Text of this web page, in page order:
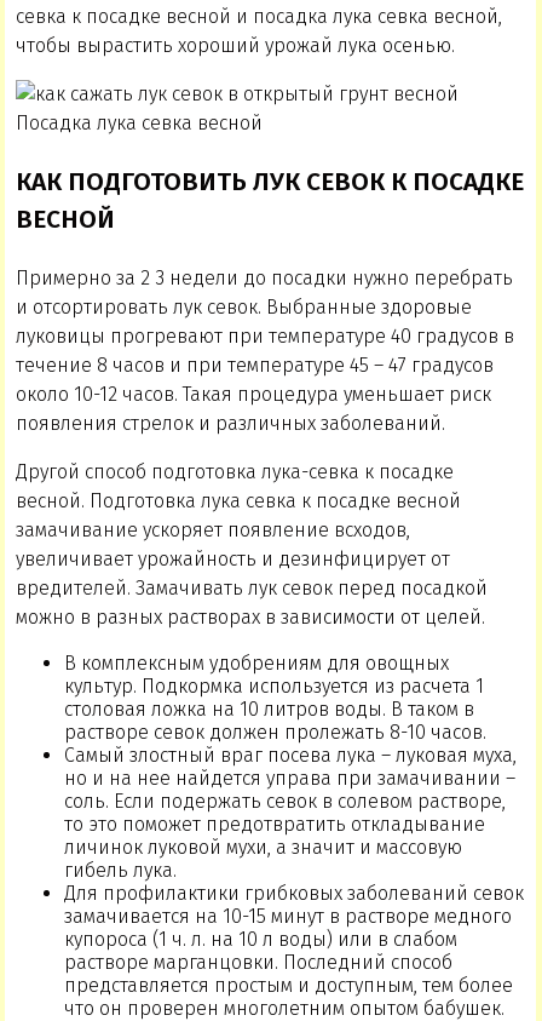
севка к посадке весной и посадка лука севка весной,
чтобы вырастить хороший урожай лука осенью.
Посадка лука севка весной
КАК ПОДГОТОВИТЬ ЛУК СЕВОК К ПОСАДКЕ
ВЕСНОЙ
Примерно за 2 3 недели до посадки нужно перебрать
и отсортировать лук севок. Выбранные здоровые
луковицы прогревают при температуре 40 градусов в
течение 8 часов и при температуре 45 – 47 градусов
около 10-12 часов. Такая процедура уменьшает риск
появления стрелок и различных заболеваний.
Другой способ подготовка лука-севка к посадке
весной. Подготовка лука севка к посадке весной
замачивание ускоряет появление всходов,
увеличивает урожайность и дезинфицирует от
вредителей. Замачивать лук севок перед посадкой
можно в разных растворах в зависимости от целей.
В комплексным удобрениям для овощных
культур. Подкормка используется из расчета 1
столовая ложка на 10 литров воды. В таком в
растворе севок должен пролежать 8-10 часов.
Самый злостный враг посева лука – луковая муха,
но и на нее найдется управа при замачивании –
соль. Если подержать севок в солевом растворе,
то это поможет предотвратить откладывание
личинок луковой мухи, а значит и массовую
гибель лука.
Для профилактики грибковых заболеваний севок
замачивается на 10-15 минут в растворе медного
купороса (1 ч. л. на 10 л воды) или в слабом
растворе марганцовки. Последний способ
представляется простым и доступным, тем более
что он проверен многолетним опытом бабушек.